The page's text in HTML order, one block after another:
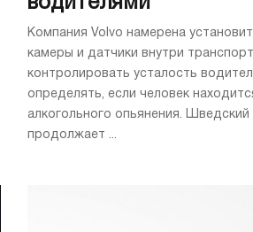
Компания Volvo намерена
камеры и датчики внутри
контролировать усталость
определять, если человек
алкогольного опьянения.
продолжает ...